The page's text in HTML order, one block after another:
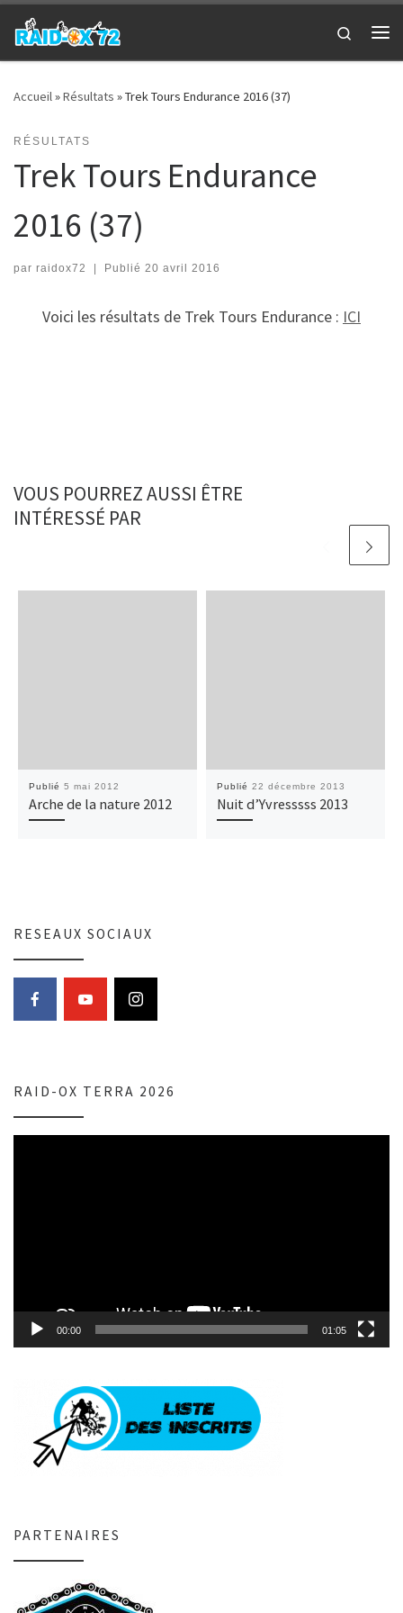
Passer au contenu
Search
Accueil»Résultats »Trek Tours Endurance 2016 (37)
RÉSULTATS
Trek Tours Endurance
2016 (37)
par raidox72 | Publié 20 avril 2016
Voici les résultats de Trek Tours Endurance : ICI
VOUS POURREZ AUSSI ÊTRE
INTÉRESSÉ PAR
Publié 5 mai 2012
Arche de la nature 2012
Publié 22 décembre 2013
Nuit d’Yvresssss 2013
RESEAUX SOCIAUX
RAID-OX TERRA 2026
00:00 01:05
PARTENAIRES